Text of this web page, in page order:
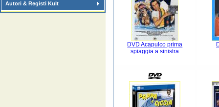
Autori & Registi Kult
DVD Acapulco prima
spiaggia a sinistra